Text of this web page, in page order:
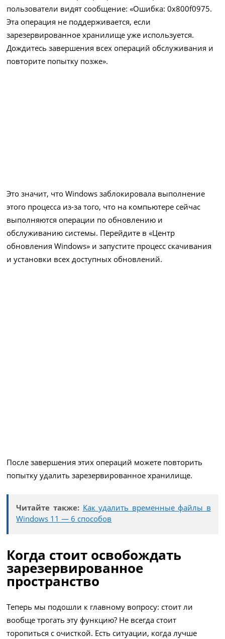
пользователи видят сообщение: «Ошибка: 0x800f0975.
Эта операция не поддерживается, если
зарезервированное хранилище уже используется.
Дождитесь завершения всех операций обслуживания и
повторите попытку позже».
Это значит, что Windows заблокировала выполнение
этого процесса из-за того, что на компьютере сейчас
выполняются операции по обновлению и
обслуживанию системы. Перейдите в «Центр
обновления Windows» и запустите процесс скачивания
и установки всех доступных обновлений.
После завершения этих операций можете повторить
попытку удалить зарезервированное хранилище.
Читайте также: Как удалить временные файлы в
Windows 11 — 6 способов
Когда стоит освобождать
зарезервированное
пространство
Теперь мы подошли к главному вопросу: стоит ли
вообще трогать эту функцию? Не всегда стоит
торопиться с очисткой. Есть ситуации, когда лучше